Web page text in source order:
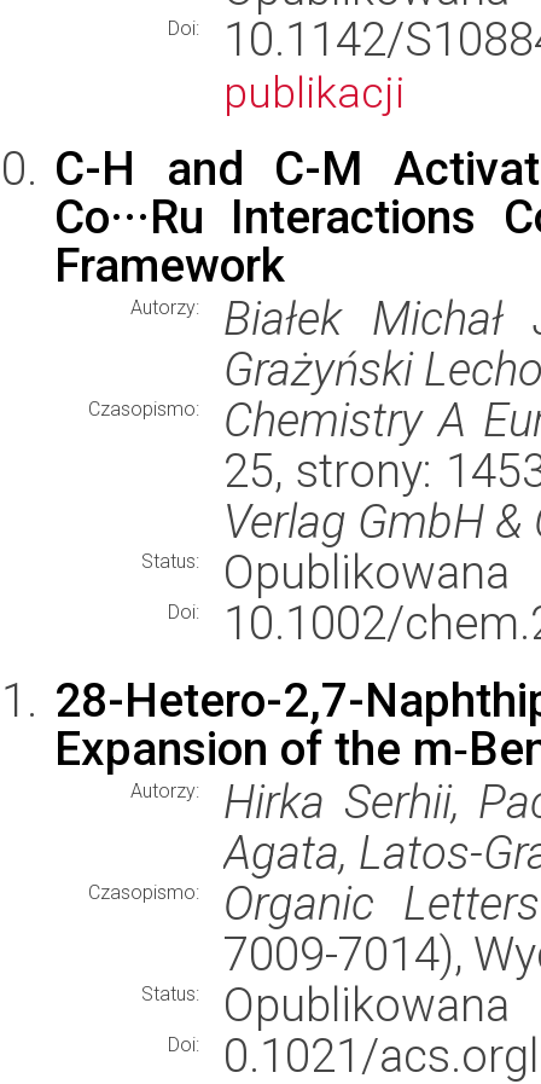
Doi: 10.1142/
publikacji
C-H and C-M
Co···Ru Interactions
Framework
Autorzy:
Białek
Grażyński
Czasopismo:
Chemistry A
25, strony:
Verlag GmbH &
Status: Opublikowana
Doi:
10.1002/
28-Hetero-2,7-
Expansion of the
Autorzy:
Hirka Serhii,
Agata, Latos-
Czasopismo: Organic Letters
7009-7014),
Status: Opublikowana
Doi: 0.1021/